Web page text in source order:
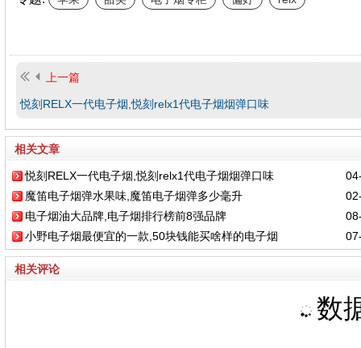
上一篇
悦刻RELX一代电子烟,悦刻relx1代电子烟烟弹口味
相关文章
悦刻RELX一代电子烟,悦刻relx1代电子烟烟弹口味
魔笛电子烟弹水果味,魔笛电子烟弹多少毫升
电子烟油大品牌,电子烟排行榜前8强品牌
小野电子烟最便宜的一款,50块钱能买啥样的电子烟
相关评论
数